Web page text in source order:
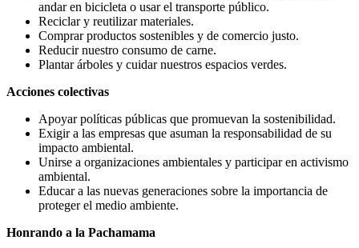
andar en bicicleta o usar el transporte público.
Reciclar y reutilizar materiales.
Comprar productos sostenibles y de comercio justo.
Reducir nuestro consumo de carne.
Plantar árboles y cuidar nuestros espacios verdes.
Acciones colectivas
Apoyar políticas públicas que promuevan la sostenibilidad.
Exigir a las empresas que asuman la responsabilidad de su
impacto ambiental.
Unirse a organizaciones ambientales y participar en activismo
ambiental.
Educar a las nuevas generaciones sobre la importancia de
proteger el medio ambiente.
Honrando a la Pachamama